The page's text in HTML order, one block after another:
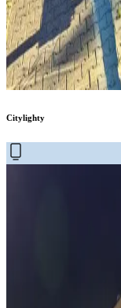
Citylighty